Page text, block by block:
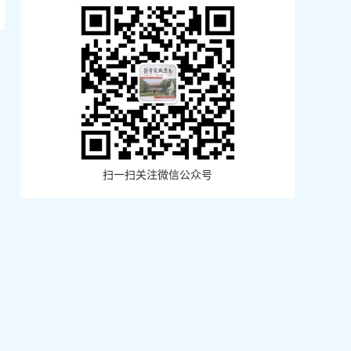
扫一扫关注微信公众号